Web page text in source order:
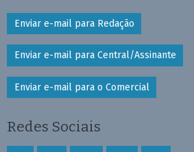
Enviar e-mail para Redação
Enviar e-mail para Central/Assinante
Enviar e-mail para o Comercial
Redes Sociais